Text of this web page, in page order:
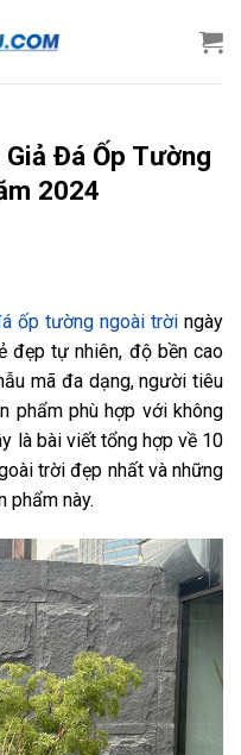
Đá Ốp Tường
2024
ốp tường ngoài trờingày
đẹp tự nhiên, độ bền cao
mã đa dạng, người tiêu
phẩm phù hợp với không
là bài viết tổng hợp về 10
trời đẹp nhất và những
phẩm này.